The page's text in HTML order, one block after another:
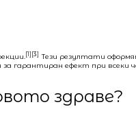
[1][3] Тези резултати
гарантиран ефект при всеки
здраве?